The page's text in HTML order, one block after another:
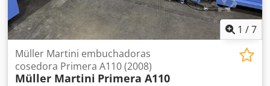
1 /7
Müller Martini embuchadoras
cosedora Primera A110 (2008)
Müller Martini Primera A110